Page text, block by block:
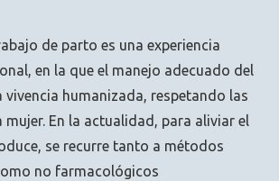
de parto es una experiencia
en la que el manejo adecuado del
humanizada, respetando las
mujer. En la actualidad, para aliviar el
se recurre tanto a métodos
no farmacológicos